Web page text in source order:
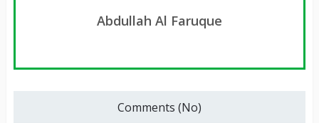
Abdullah Al Faruque
Comments (No)